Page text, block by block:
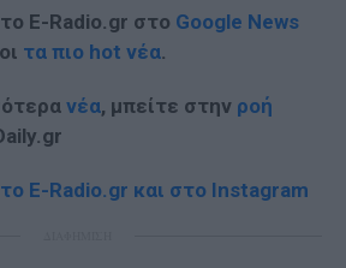
E-Radio.gr στο Google News
τα πιο hot νέα.
νέα, μπείτε στην ροή
E-Radio.gr και στο Instagram